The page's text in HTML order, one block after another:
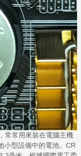
常常用來裝在電腦主機
小型設備中的電池。CR